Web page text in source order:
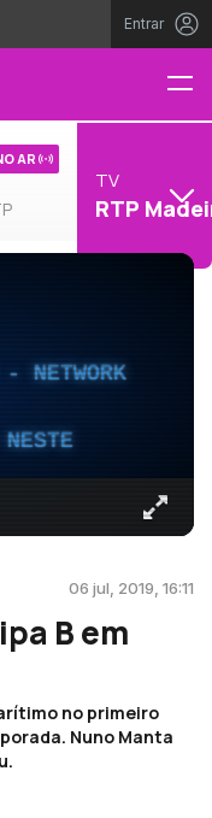
Entrar
AR
TV
RTP
NETWORK
06 jul, 2019, 16:11
B em
no primeiro
Nuno Manta